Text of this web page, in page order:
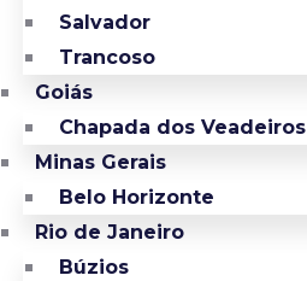
Salvador
Trancoso
Goiás
Chapada dos Veadeiros
Minas Gerais
Belo Horizonte
Rio de Janeiro
Búzios